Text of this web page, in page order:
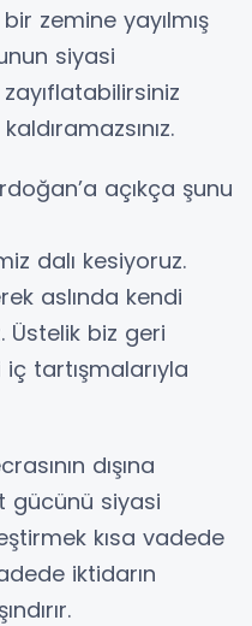
zemine yayılmış
siyasi
açıkça şunu
dalı kesiyoruz.
aslında kendi
Üstelik biz geri
tartışmalarıyla
dışına
gücünü siyasi
kısa vadede
iktidarın